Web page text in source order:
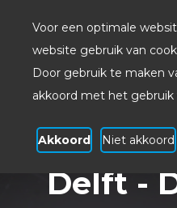
Voor een optimale
website gebruik van
Door gebruik te maken
akkoord met het gebruik
Akkoord Niet akkoord
Zakelijk
Delft -